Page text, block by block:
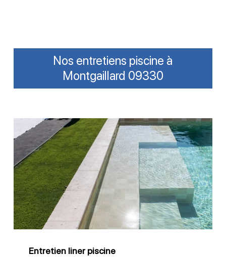
Nos entretiens piscine à
Montgaillard 09330
Entretien
liner
piscine
Entretien liner piscine